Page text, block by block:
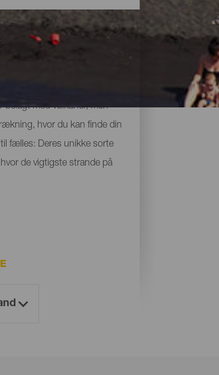
belagt med vulkaner, men
hvor du kan finde din
fælles: Deres unikke sorte
de vigtigste strande på